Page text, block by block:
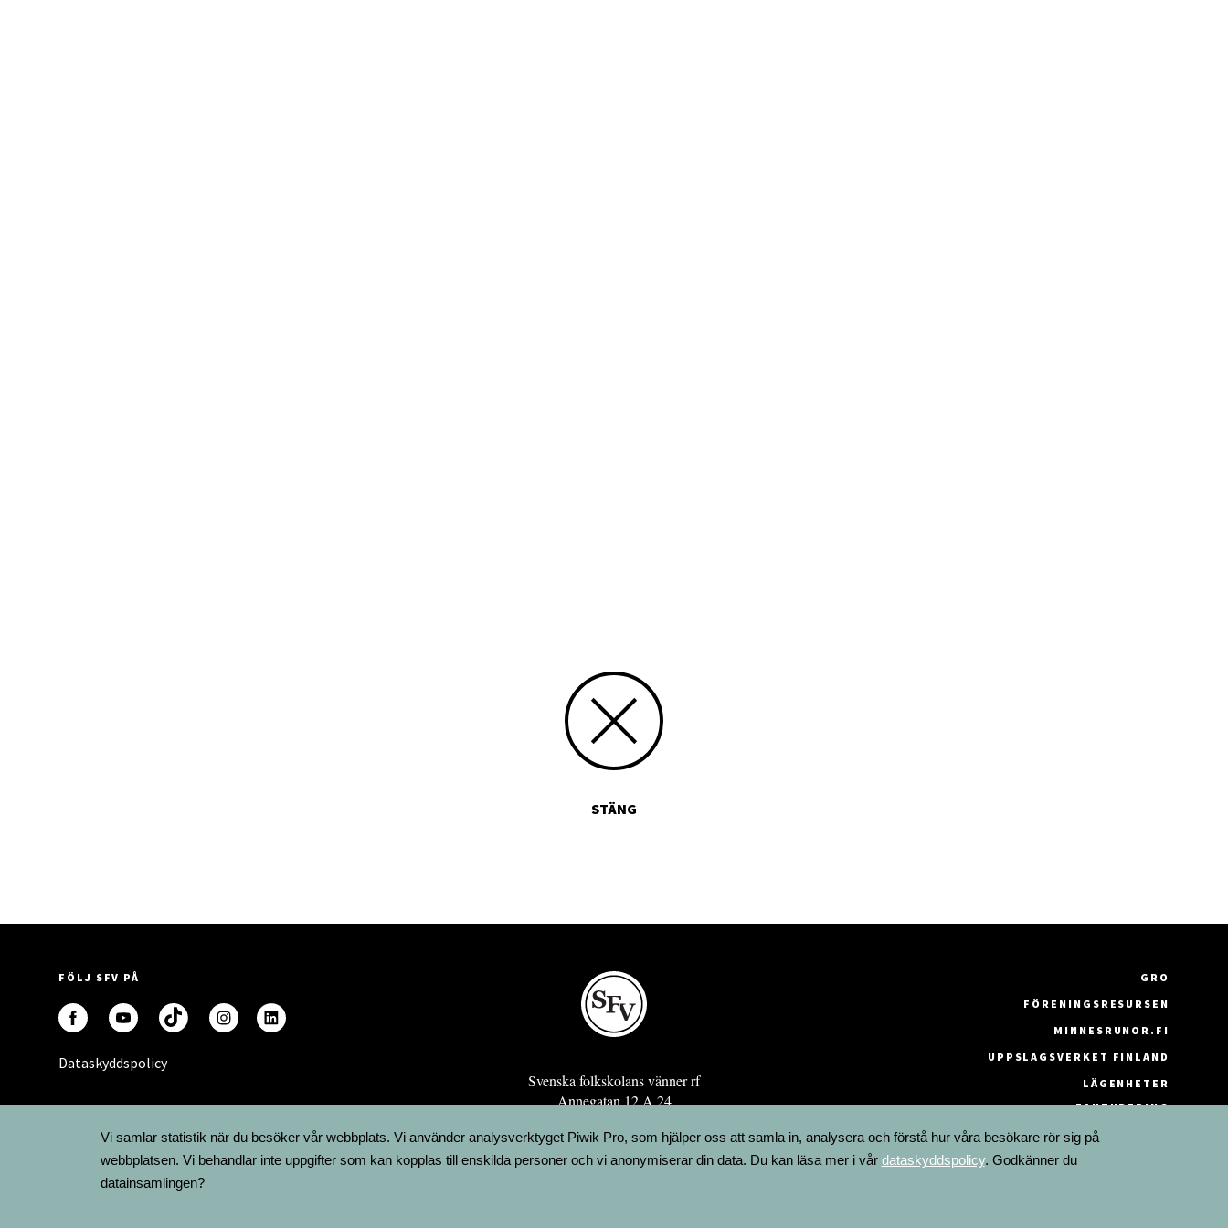
STÄNG
FÖLJ SFV PÅ
Dataskyddspolicy
Svenska folkskolans vänner rf
Annegatan 12 A 24
sfv@sfv.fi
GRO
FÖRENINGSRESURSEN
MINNESRUNOR.FI
UPPSLAGSVERKET FINLAND
LÄGENHETER
FAKTURERING
Vi samlar statistik när du besöker vår webbplats. Vi använder analysverktyget Piwik Pro, som hjälper oss att samla in, analysera och förstå hur våra besökare rör sig på
webbplatsen. Vi behandlar inte uppgifter som kan kopplas till enskilda personer och vi anonymiserar din data. Du kan läsa mer i vår dataskyddspolicy. Godkänner du
datainsamlingen?